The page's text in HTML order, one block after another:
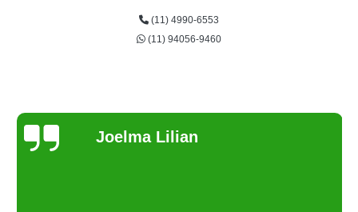
(11) 4990-6553
(11) 94056-9460
Joelma Lilian